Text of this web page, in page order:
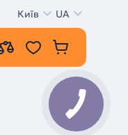
Київ UA